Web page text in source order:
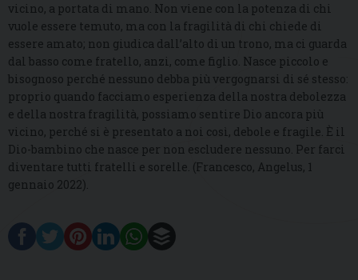
vicino, a portata di mano. Non viene con la potenza di chi
vuole essere temuto, ma con la fragilità di chi chiede di
essere amato; non giudica dall’alto di un trono, ma ci guarda
dal basso come fratello, anzi, come figlio. Nasce piccolo e
bisognoso perché nessuno debba più vergognarsi di sé stesso:
proprio quando facciamo esperienza della nostra debolezza
e della nostra fragilità, possiamo sentire Dio ancora più
vicino, perché si è presentato a noi così, debole e fragile. È il
Dio-bambino che nasce per non escludere nessuno. Per farci
diventare tutti fratelli e sorelle. (Francesco, Angelus, 1
gennaio 2022).